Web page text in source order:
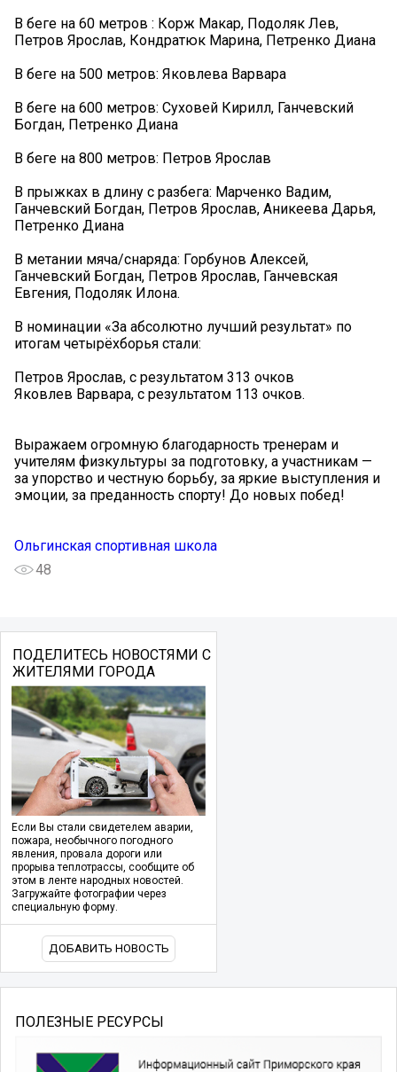
В беге на 60 метров : Корж Макар, Подоляк Лев,
Петров Ярослав, Кондратюк Марина, Петренко Диана
В беге на 500 метров: Яковлева Варвара
В беге на 600 метров: Суховей Кирилл, Ганчевский
Богдан, Петренко Диана
В беге на 800 метров: Петров Ярослав
В прыжках в длину с разбега: Марченко Вадим,
Ганчевский Богдан, Петров Ярослав, Аникеева Дарья,
Петренко Диана
В метании мяча/снаряда: Горбунов Алексей,
Ганчевский Богдан, Петров Ярослав, Ганчевская
Евгения, Подоляк Илона.
В номинации «За абсолютно лучший результат» по
итогам четырёхборья стали:
Петров Ярослав, с результатом 313 очков
Яковлев Варвара, с результатом 113 очков.
Выражаем огромную благодарность тренерам и
учителям физкультуры за подготовку, а участникам —
за упорство и честную борьбу, за яркие выступления и
эмоции, за преданность спорту! До новых побед!
Ольгинская спортивная школа
48
ПОДЕЛИТЕСЬ НОВОСТЯМИ С
ЖИТЕЛЯМИ ГОРОДА
Если Вы стали свидетелем аварии,
пожара, необычного погодного
явления, провала дороги или
прорыва теплотрассы, сообщите об
этом в ленте народных новостей.
Загружайте фотографии через
специальную форму.
ДОБАВИТЬ НОВОСТЬ
ПОЛЕЗНЫЕ РЕСУРСЫ